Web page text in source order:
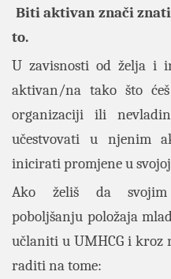
Biti aktivan znači
to.
U zavisnosti od želja i
aktivan/na tako što
organizaciji ili
učestvovati u njenim
inicirati promjene u
Ako želiš da svojim
poboljšanju položaja
učlaniti u UMHCG i kroz
raditi na tome: